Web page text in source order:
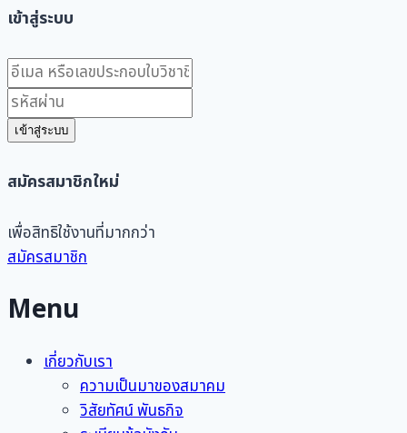
เข้าสู่ระบบ
เข้าสู่ระบบ
สมัครสมาชิกใหม่
เพื่อสิทธิใช้งานที่มากกว่า
สมัครสมาชิก
Menu
เกี่ยวกับเรา
ความเป็นมาของสมาคม
วิสัยทัศน์ พันธกิจ